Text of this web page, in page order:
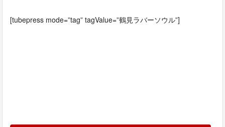
[tubepress mode=”tag” tagValue=”鶴見ラバーソウル”]